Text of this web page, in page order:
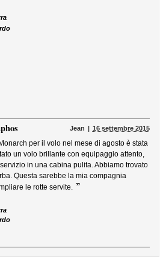
Jean 16 settembre 2015
per il volo nel mese di agosto è stata
un volo brillante con equipaggio attento,
in una cabina pulita. Abbiamo trovato
Questa sarebbe la mia compagnia
le rotte servite. ”